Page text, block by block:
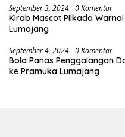
September 3, 2024 0 Komentar
Kirab Mascot Pilkada
Lumajang
September 4, 2024 0 Komentar
Bola Panas Penggalangan
ke Pramuka Lumajang